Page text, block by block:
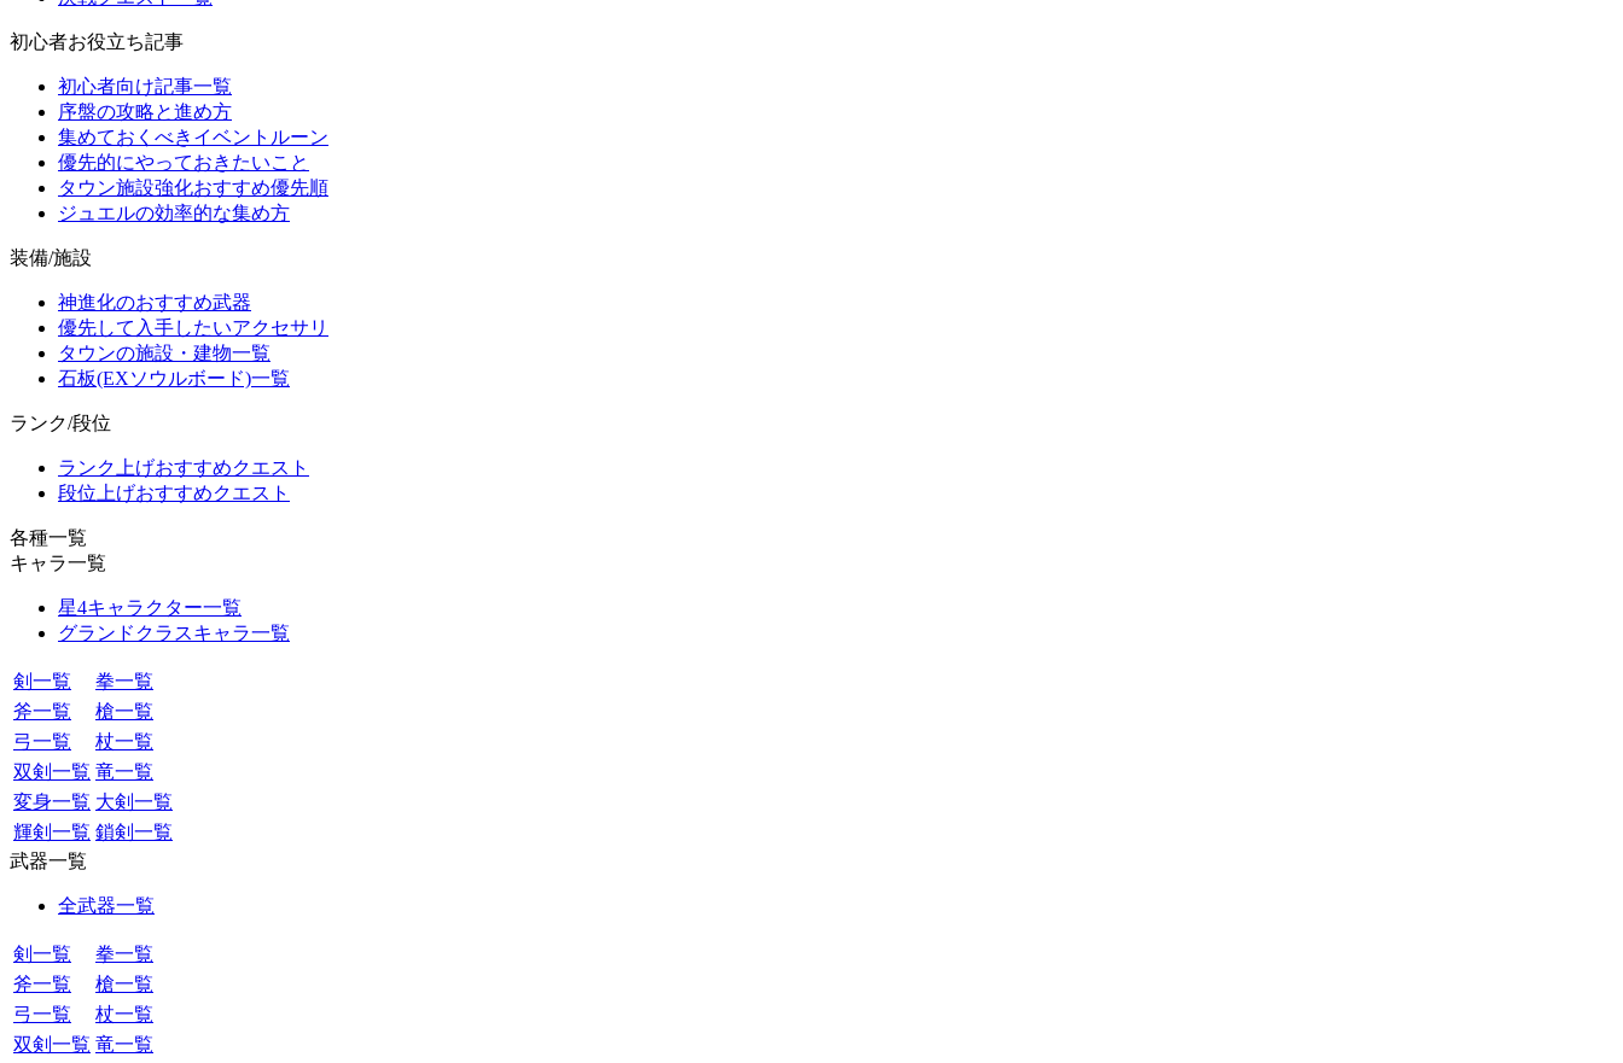
初心者お役立ち記事
初心者向け記事一覧
序盤の攻略と進め方
集めておくべきイベントルーン
優先的にやっておきたいこと
タウン施設強化おすすめ優先順
ジュエルの効率的な集め方
装備/施設
神進化のおすすめ武器
優先して入手したいアクセサリ
タウンの施設・建物一覧
石板(EXソウルボード)一覧
ランク/段位
ランク上げおすすめクエスト
段位上げおすすめクエスト
各種一覧
キャラ一覧
星4キャラクター一覧
グランドクラスキャラ一覧
剣一覧
拳一覧
斧一覧
槍一覧
弓一覧
杖一覧
双剣一覧 竜一覧
変身一覧 大剣一覧
輝剣一覧 鎖剣一覧
武器一覧
全武器一覧
剣一覧
拳一覧
斧一覧
槍一覧
弓一覧
杖一覧
双剣一覧 竜一覧